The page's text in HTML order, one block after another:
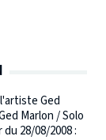
Ged
Marlon / Solo
28/08/2008 :